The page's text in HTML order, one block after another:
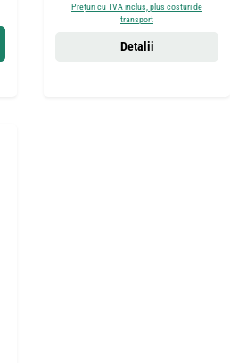
Prețuri cu TVA inclus, plus costuri de
transport
Detalii